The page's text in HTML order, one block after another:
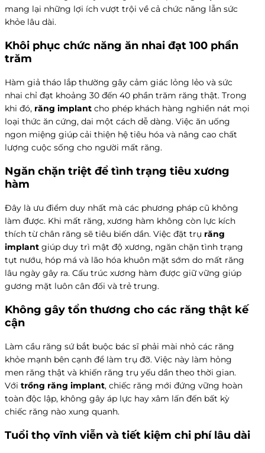
mang lại những lợi ích vượt trội về cả chức năng lẫn sức
khỏe lâu dài.
Khôi phục chức năng ăn nhai đạt 100 phần
trăm
Hàm giả tháo lắp thường gây cảm giác lỏng lẻo và sức
nhai chỉ đạt khoảng 30 đến 40 phần trăm răng thật. Trong
khi đó, răng implant cho phép khách hàng nghiền nát mọi
loại thức ăn cứng, dai một cách dễ dàng. Việc ăn uống
ngon miệng giúp cải thiện hệ tiêu hóa và nâng cao chất
lượng cuộc sống cho người mất răng.
Ngăn chặn triệt để tình trạng tiêu xương
hàm
Đây là ưu điểm duy nhất mà các phương pháp cũ không
làm được. Khi mất răng, xương hàm không còn lực kích
thích từ chân răng sẽ tiêu biến dần. Việc đặt trụ răng
implant giúp duy trì mật độ xương, ngăn chặn tình trạng
tụt nướu, hóp má và lão hóa khuôn mặt sớm do mất răng
lâu ngày gây ra. Cấu trúc xương hàm được giữ vững giúp
gương mặt luôn cân đối và trẻ trung.
Không gây tổn thương cho các răng thật kế
cận
Làm cầu răng sứ bắt buộc bác sĩ phải mài nhỏ các răng
khỏe mạnh bên cạnh để làm trụ đỡ. Việc này làm hỏng
men răng thật và khiến răng trụ yếu dần theo thời gian.
Với trồng răng implant, chiếc răng mới đứng vững hoàn
toàn độc lập, không gây áp lực hay xâm lấn đến bất kỳ
chiếc răng nào xung quanh.
Tuổi thọ vĩnh viễn và tiết kiệm chi phí lâu dài